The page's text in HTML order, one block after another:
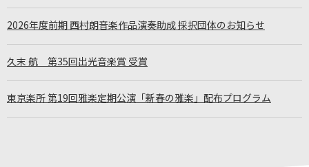
2026年度前期 西村朗音楽作品演奏助成 採択団体のお知らせ
久末 航 第35回出光音楽賞 受賞
東京楽所 第19回雅楽定期公演「新春の雅楽」配布プログラム